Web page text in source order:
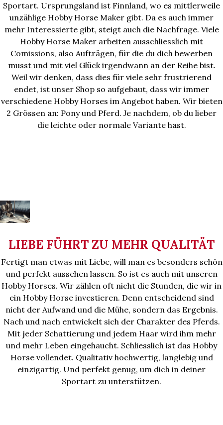
Sportart. Ursprungsland ist Finnland, wo es mittlerweile
unzählige Hobby Horse Maker gibt. Da es auch immer
mehr Interessierte gibt, steigt auch die Nachfrage. Viele
Hobby Horse Maker arbeiten ausschliesslich mit
Comissions, also Aufträgen, für die du dich bewerben
musst und mit viel Glück irgendwann an der Reihe bist.
Weil wir denken, dass dies für viele sehr frustrierend
endet, ist unser Shop so aufgebaut, dass wir immer
verschiedene Hobby Horses im Angebot haben. Wir bieten
2 Grössen an: Pony und Pferd. Je nachdem, ob du lieber
die leichte oder normale Variante hast.
LIEBE FÜHRT ZU MEHR QUALITÄT
Fertigt man etwas mit Liebe, will man es besonders schön
und perfekt aussehen lassen. So ist es auch mit unseren
Hobby Horses. Wir zählen oft nicht die Stunden, die wir in
ein Hobby Horse investieren. Denn entscheidend sind
nicht der Aufwand und die Mühe, sondern das Ergebnis.
Nach und nach entwickelt sich der Charakter des Pferds.
Mit jeder Schattierung und jedem Haar wird ihm mehr
und mehr Leben eingehaucht. Schliesslich ist das Hobby
Horse vollendet. Qualitativ hochwertig, langlebig und
einzigartig. Und perfekt genug, um dich in deiner
Sportart zu unterstützen.